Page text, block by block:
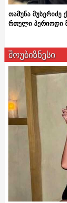
თამუნა მუსერიძე
რთული პერიოდი
შოუბიზნესი